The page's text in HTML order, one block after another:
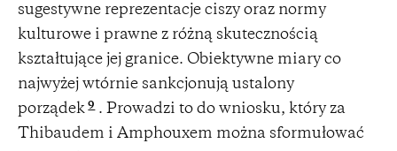
sugestywne reprezentacje ciszy oraz normy
kulturowe i prawne z różną skutecznością
kształtujące jej granice. Obiektywne miary co
najwyżej wtórnie sankcjonują ustalony
porządek 9 . Prowadzi to do wniosku, który za
Thibaudem i Amphouxem można sformułować